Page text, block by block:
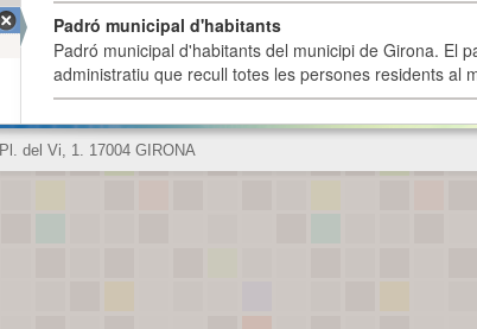
Padró municipal d'habitants
Padró municipal d'habitants del municipi de Girona. El
administratiu que recull totes les persones residents al
Pl. del Vi, 1. 17004 GIRONA